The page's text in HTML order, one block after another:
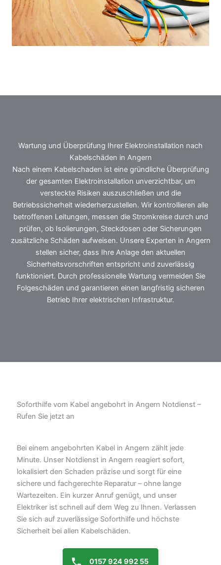
Wartung und Überprüfung Ihrer Elektroinstallation nach
Kabelschäden in Angern
Nach einem Kabelschaden ist eine gründliche Überprüfung
der gesamten Elektroinstallation unverzichtbar, um
versteckte Risiken auszuschließen und die
Betriebssicherheit wiederherzustellen. Wir kontrollieren alle
betroffenen Leitungen, messen die Stromkreise durch und
prüfen, ob Isolierungen, Steckdosen oder Sicherungen
zusätzliche Schäden aufweisen. Unsere Experten in Angern
stellen sicher, dass Ihre Anlage den aktuellen
Sicherheitsvorschriften entspricht und zuverlässig
funktioniert. Durch professionelle Wartung vermeiden Sie
Folgeschäden und garantieren einen langfristig sicheren
Betrieb Ihrer elektrischen Infrastruktur.
Soforthilfe vom Kabel angebohrt in Angern Notdienst –
Rufen Sie jetzt an
Bei einem angebohrten Kabel in Angern zählt jede
Minute. Unser Notdienst in Angern reagiert sofort,
lokalisiert den Schaden präzise und sorgt für eine
sichere und fachgerechte Reparatur – ohne lange
Wartezeiten. Ein kurzer Anruf genügt, und unser
Elektriker ist schnell auf dem Weg zu Ihnen. Verlassen
Sie sich auf zuverlässige Soforthilfe und höchste
Sicherheit bei allen Kabelschäden.
0157 924 992 55